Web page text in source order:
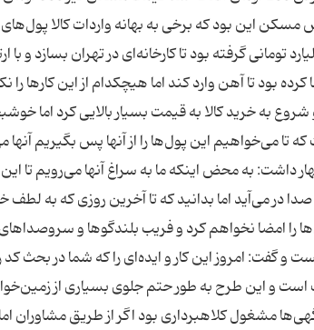
مسكن این بود كه برخی به بهانه واردات كالا
كرده بود تا آهن وارد كند اما هیچكدام از این كارها
و شروع به خرید كالا به قیمت بسیار بالایی كرد اما
می‌خواهیم این پول‌ها را از آنها پس بگیریم
داشت: به محض اینكه ما به سراغ آنها می‌رویم تا این
در می‌آید اما بدانید كه تا آخرین روزی كه به
را امضا نخواهم كرد و فریب بلندگوها و
و گفت:‌ امروز این كار و ایده‌ای را كه شما در
است و این طرح به طور حتم جلوی بسیاری از
مشغول كلاهبرداری بود اگر از طریق مشاوران